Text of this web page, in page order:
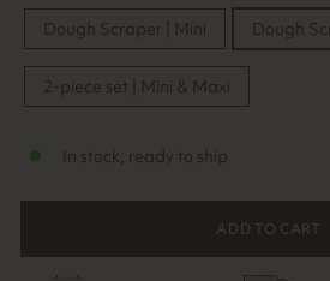
Dough Scraper | Mini Dough
2-piece set | Mini & Maxi
In stock, ready to ship
ADD TO CART